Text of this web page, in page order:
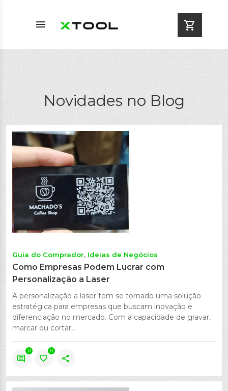
menu shopping_cart
Novidades no Blog
Guia do Comprador Ideias de Negócios
Como Empresas Podem Lucrar com
Personalização a Laser
A personalização a laser tem se tornado uma solução
estratégica para empresas que buscam inovação e
diferenciação no mercado. Com a capacidade de gravar,
marcar ou cortar...
comment
0
favorite
0
share